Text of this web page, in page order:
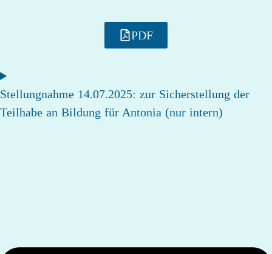
PDF
Stellungnahme 14.07.2025: zur Sicherstellung der
Teilhabe an Bildung für Antonia (nur intern)